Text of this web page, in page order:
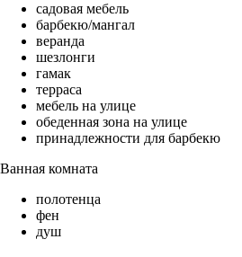
садовая мебель
барбекю/мангал
веранда
шезлонги
гамак
терраса
мебель на улице
обеденная зона на улице
принадлежности для барбекю
Ванная комната
полотенца
фен
душ